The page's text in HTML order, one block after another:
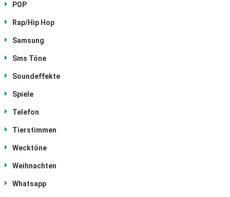
POP
Rap/Hip Hop
Samsung
Sms Töne
Soundeffekte
Spiele
Telefon
Tierstimmen
Wecktöne
Weihnachten
Whatsapp